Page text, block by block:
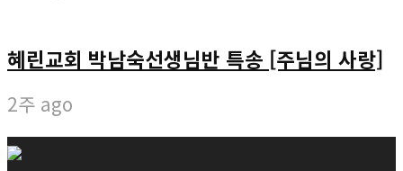
혜린교회 박남숙선생님반 특송 [주님의 사랑]
2주 ago